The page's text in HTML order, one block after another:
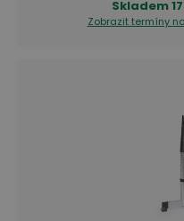
Skladem
Zobrazit termíny